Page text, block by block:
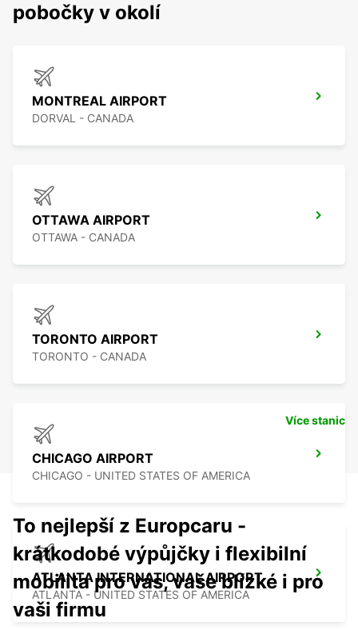
pobočky v okolí
MONTREAL AIRPORT
DORVAL - CANADA
OTTAWA AIRPORT
OTTAWA - CANADA
TORONTO AIRPORT
TORONTO - CANADA
CHICAGO AIRPORT
CHICAGO - UNITED STATES OF AMERICA
ATLANTA INTERNATIONAL AIRPORT
ATLANTA - UNITED STATES OF AMERICA
Více stanic
To nejlepší z Europcaru -
krátkodobé výpůjčky i flexibilní
mobilita pro vás, vaše blízké i pro
vaši firmu